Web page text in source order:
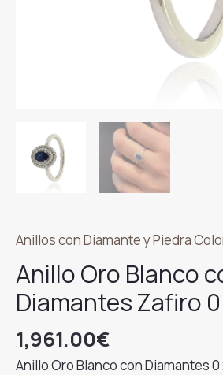
Anillos con Diamante y Piedra
Anillo Oro Blanco
Diamantes Zafiro
1,961.00€
Anillo Oro Blanco con Diamantes